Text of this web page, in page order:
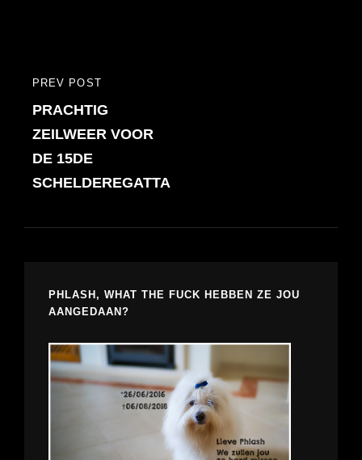
Bericht
navigatie
PREVIOUS
POST
PREV POST
PRACHTIG
ZEILWEER VOOR
DE 15DE
SCHELDEREGATTA
PHLASH, WHAT THE FUCK HEBBEN ZE JOU
AANGEDAAN?